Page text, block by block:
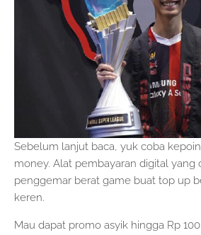
Sebelum lanjut baca, yuk coba
money. Alat pembayaran digital yang
penggemar berat game buat top up
keren.
Mau dapat promo asyik hingga Rp